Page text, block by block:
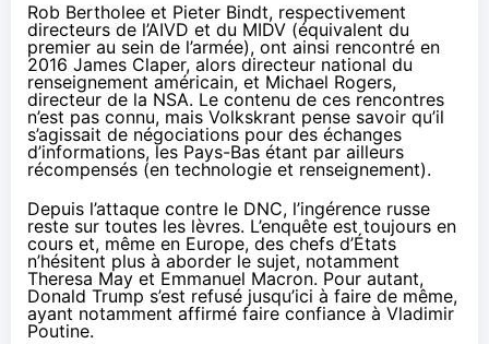
Rob Bertholee et Pieter Bindt, respectivement
directeurs de l’AIVD et du MIDV (équivalent du
premier au sein de l’armée), ont ainsi rencontré en
2016 James Claper, alors directeur national du
renseignement américain, et Michael Rogers,
directeur de la NSA. Le contenu de ces rencontres
n’est pas connu, mais Volkskrant pense savoir qu’il
s’agissait de négociations pour des échanges
d’informations, les Pays-Bas étant par ailleurs
récompensés (en technologie et renseignement).
Depuis l’attaque contre le DNC, l’ingérence russe
reste sur toutes les lèvres. L’enquête est toujours en
cours et, même en Europe, des chefs d’États
n’hésitent plus à aborder le sujet, notamment
Theresa May et Emmanuel Macron. Pour autant,
Donald Trump s’est refusé jusqu’ici à faire de même,
ayant notamment affirmé faire confiance à Vladimir
Poutine.